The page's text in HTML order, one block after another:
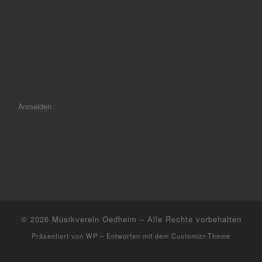
Anmelden
© 2026 Musikverein Oedheim – Alle Rechte vorbehalten
Präsentiert von WP – Entworfen mit dem Customizr-Theme